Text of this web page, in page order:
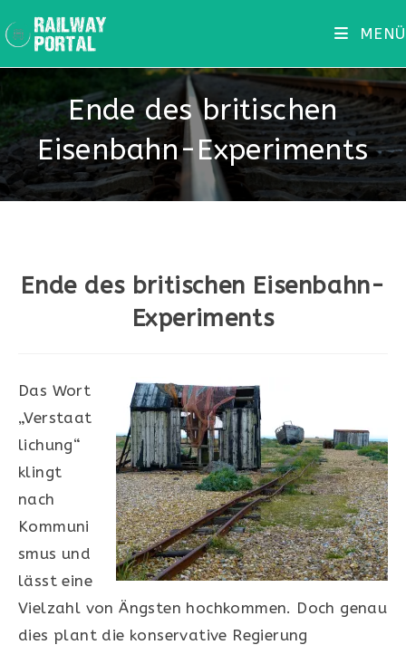
Inhalt
springen
MENÜ
Ende des britischen
Eisenbahn-Experiments
Ende des britischen Eisenbahn-
Experiments
Das Wort
„Verstaat
lichung“
klingt
nach
Kommuni
smus und
lässt eine
Vielzahl von Ängsten hochkommen. Doch genau
dies plant die konservative Regierung